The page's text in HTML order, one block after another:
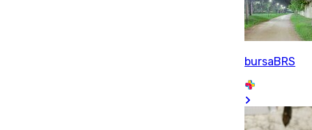
bursaBRS